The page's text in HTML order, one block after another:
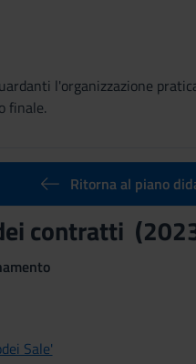
l'organizzazione
finale.
Ritorna al piano
contratti
Sale'